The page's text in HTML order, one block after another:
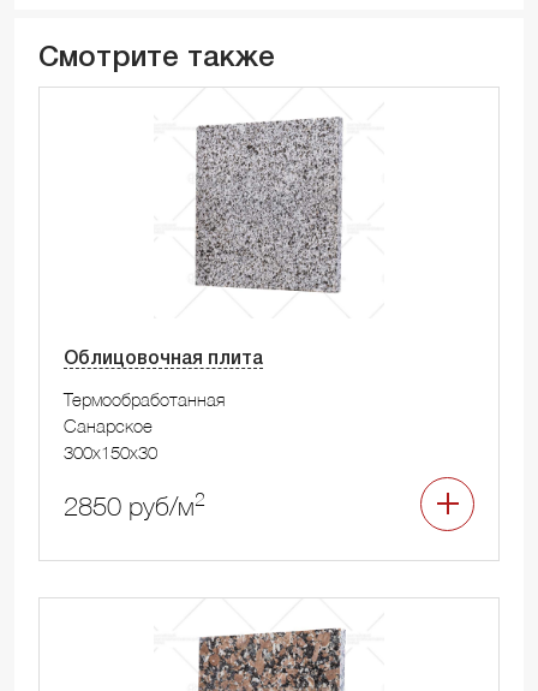
Смотрите также
Облицовочная плита
Термообработанная
Санарское
300x150x30
2850 руб/м2